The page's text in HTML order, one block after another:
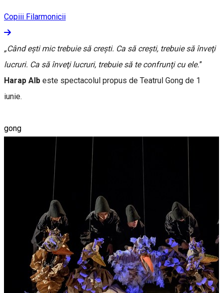
Copiii Filarmonicii
„Când eşti mic trebuie să creşti. Ca să creşti, trebuie să înveţi
lucruri. Ca să înveţi lucruri, trebuie să te confrunţi cu ele.”
Harap Alb este spectacolul propus de Teatrul Gong de 1
iunie.
gong